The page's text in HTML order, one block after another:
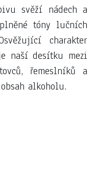
svěží nádech a
tóny lučních
charakter
naší desítku mezi
řemeslníků a
alkoholu.